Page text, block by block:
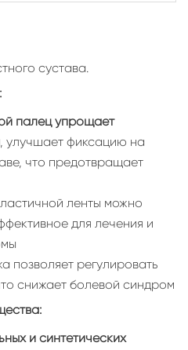
сустава.
палец упрощает
, улучшает фиксацию на
что предотвращает
ленты можно
для лечения и
позволяет регулировать
снижает болевой синдром
и синтетических